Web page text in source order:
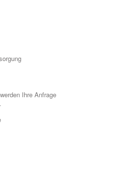
Ihre Anfrage